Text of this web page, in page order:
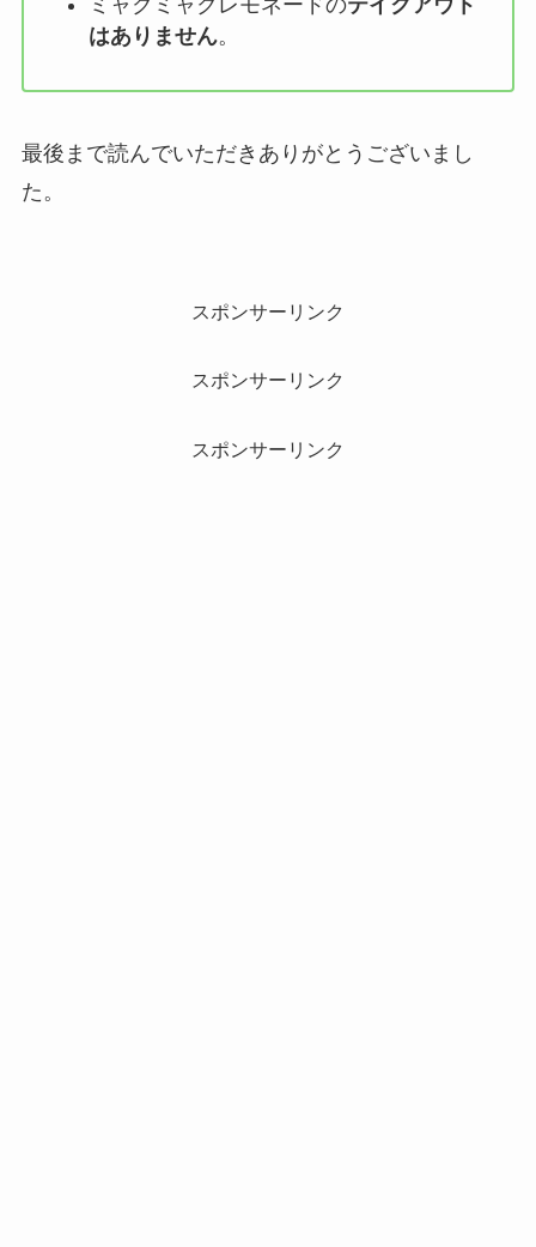
ミャクミャクレモネードのテイクアウト
はありません。
最後まで読んでいただきありがとうございまし
た。
スポンサーリンク
スポンサーリンク
スポンサーリンク